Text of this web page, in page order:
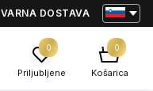
VARNA DOSTAVA
0
Priljubljene
0
Košarica